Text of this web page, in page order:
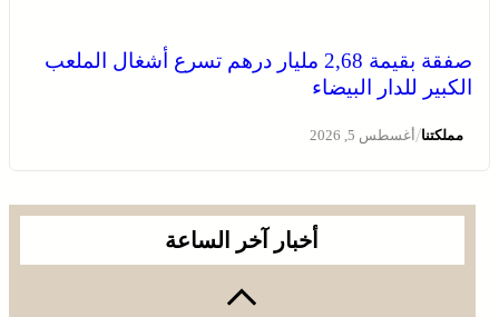
صفقة بقيمة 2,68 مليار درهم تسرع أشغال الملعب
الكبير للدار البيضاء
مملكتنا/أغسطس 5, 2026
أخبار آخر الساعة
عمان .. الاجتماع الوزاري لدعم القدس وأماكنها المقدسة
جهود اللجنة ووكالة بيت مال القدس الشريف